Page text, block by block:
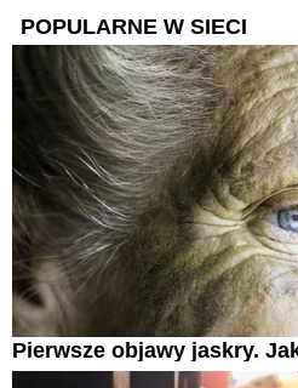
POPULARNE W SIECI
Pierwsze objawy jaskry.